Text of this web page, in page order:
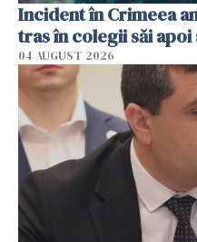
Incident în Crimeea
tras în colegii săi apoi
04 AUGUST 2026